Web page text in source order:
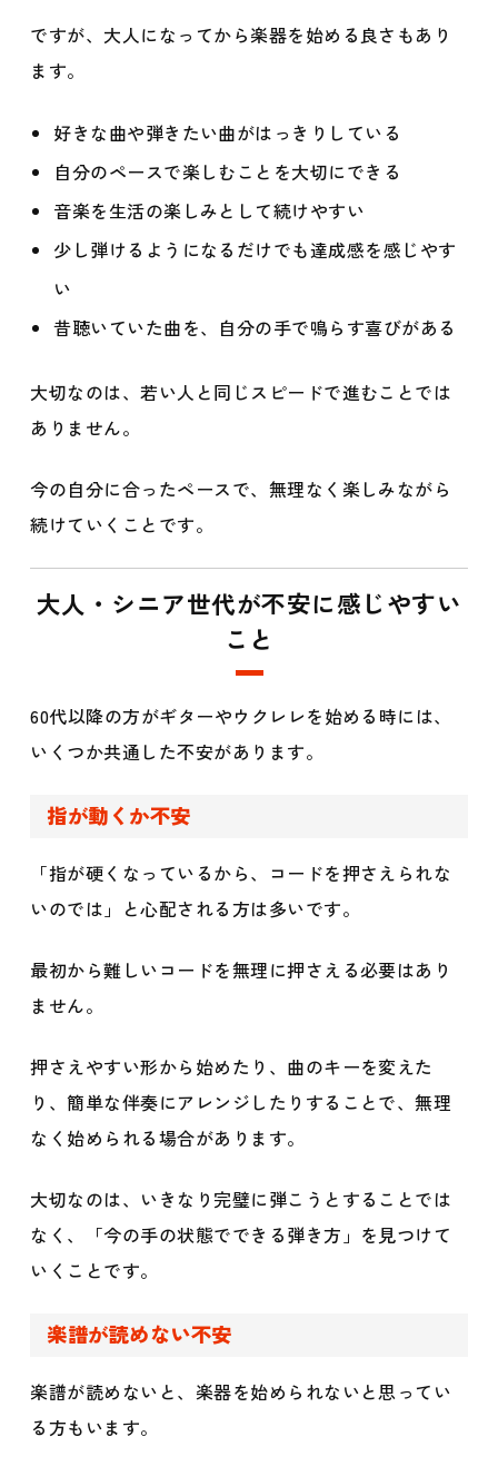
ですが、大人になってから楽器を始める良さもあり
ます。
好きな曲や弾きたい曲がはっきりしている
自分のペースで楽しむことを大切にできる
音楽を生活の楽しみとして続けやすい
少し弾けるようになるだけでも達成感を感じやす
い
昔聴いていた曲を、自分の手で鳴らす喜びがある
大切なのは、若い人と同じスピードで進むことでは
ありません。
今の自分に合ったペースで、無理なく楽しみながら
続けていくことです。
大人・シニア世代が不安に感じやすい
こと
60代以降の方がギターやウクレレを始める時には、
いくつか共通した不安があります。
指が動くか不安
「指が硬くなっているから、コードを押さえられな
いのでは」と心配される方は多いです。
最初から難しいコードを無理に押さえる必要はあり
ません。
押さえやすい形から始めたり、曲のキーを変えた
り、簡単な伴奏にアレンジしたりすることで、無理
なく始められる場合があります。
大切なのは、いきなり完璧に弾こうとすることでは
なく、「今の手の状態でできる弾き方」を見つけて
いくことです。
楽譜が読めない不安
楽譜が読めないと、楽器を始められないと思ってい
る方もいます。